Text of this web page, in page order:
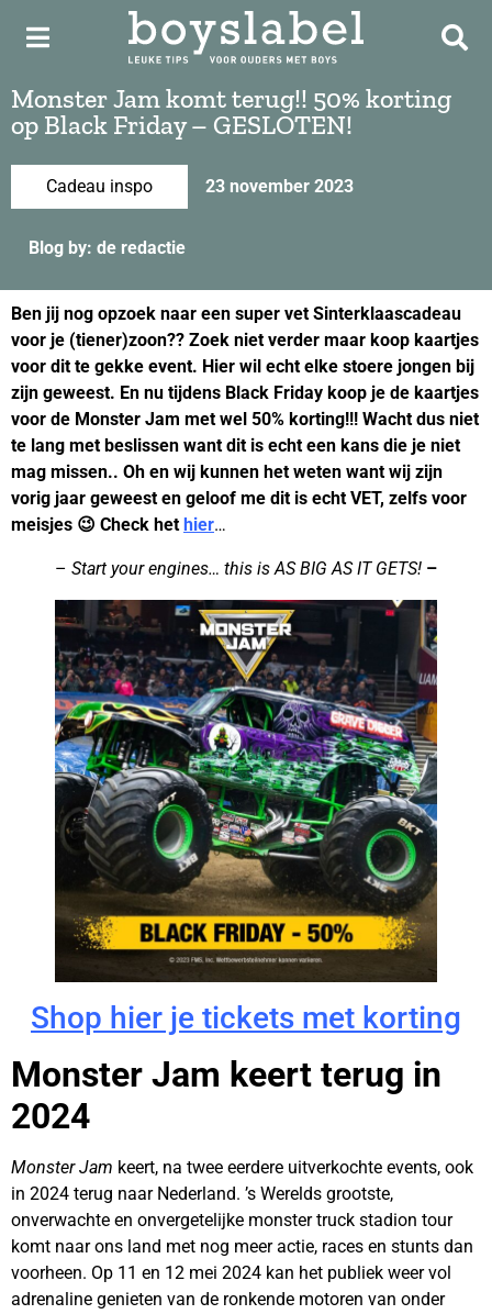
Monster Jam komt terug!! 50% korting
op Black Friday – GESLOTEN!
Cadeau inspo 23 november 2023
Blog by: de redactie
Ben jij nog opzoek naar een super vet Sinterklaascadeau
voor je (tiener)zoon?? Zoek niet verder maar koop kaartjes
voor dit te gekke event. Hier wil echt elke stoere jongen bij
zijn geweest. En nu tijdens Black Friday koop je de kaartjes
voor de Monster Jam met wel 50% korting!!! Wacht dus niet
te lang met beslissen want dit is echt een kans die je niet
mag missen.. Oh en wij kunnen het weten want wij zijn
vorig jaar geweest en geloof me dit is echt VET, zelfs voor
meisjes 😉 Check het hier…
– Start your engines… this is AS BIG AS IT GETS! –
Shop hier je tickets met korting
Monster Jam keert terug in
2024
Monster Jam keert, na twee eerdere uitverkochte events, ook
in 2024 terug naar Nederland. ’s Werelds grootste,
onverwachte en onvergetelijke monster truck stadion tour
komt naar ons land met nog meer actie, races en stunts dan
voorheen. Op 11 en 12 mei 2024 kan het publiek weer vol
adrenaline genieten van de ronkende motoren van onder